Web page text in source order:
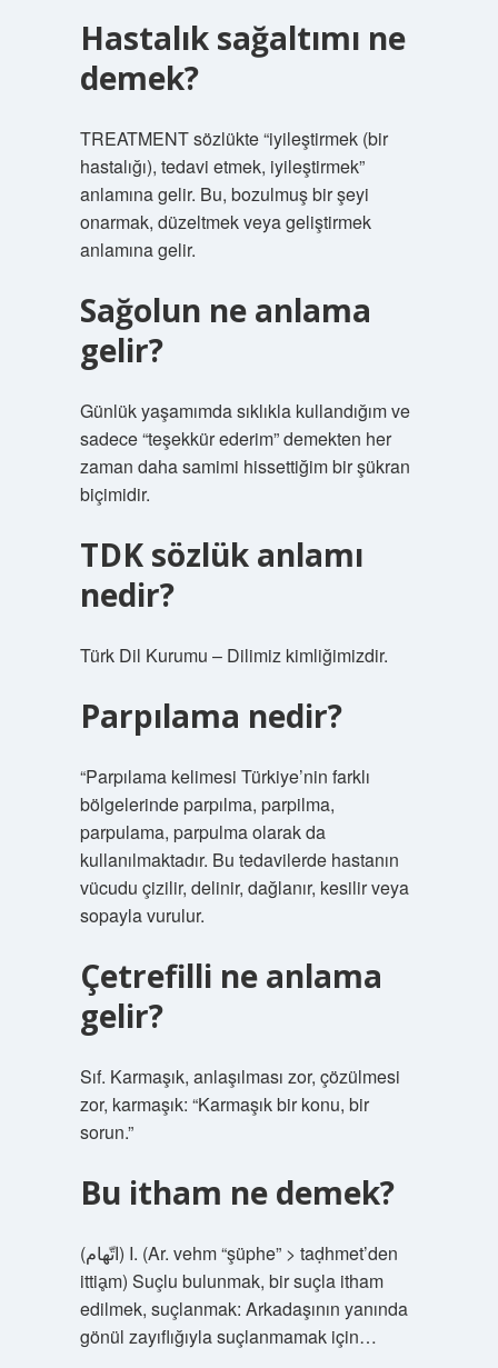
Hastalık sağaltımı ne
demek?
TREATMENT sözlükte “iyileştirmek (bir
hastalığı), tedavi etmek, iyileştirmek”
anlamına gelir. Bu, bozulmuş bir şeyi
onarmak, düzeltmek veya geliştirmek
anlamına gelir.
Sağolun ne anlama
gelir?
Günlük yaşamımda sıklıkla kullandığım ve
sadece “teşekkür ederim” demekten her
zaman daha samimi hissettiğim bir şükran
biçimidir.
TDK sözlük anlamı
nedir?
Türk Dil Kurumu – Dilimiz kimliğimizdir.
Parpılama nedir?
“Parpılama kelimesi Türkiye’nin farklı
bölgelerinde parpılma, parpilma,
parpulama, parpulma olarak da
kullanılmaktadır. Bu tedavilerde hastanın
vücudu çizilir, delinir, dağlanır, kesilir veya
sopayla vurulur.
Çetrefilli ne anlama
gelir?
Sıf. Karmaşık, anlaşılması zor, çözülmesi
zor, karmaşık: “Karmaşık bir konu, bir
sorun.”
Bu itham ne demek?
(ﺍﺗّﻬﺎﻡ) I. (Ar. vehm “şüphe” > taḍhmet’den
ittiḁm) Suçlu bulunmak, bir suçla itham
edilmek, suçlanmak: Arkadaşının yanında
gönül zayıflığıyla suçlanmamak için…